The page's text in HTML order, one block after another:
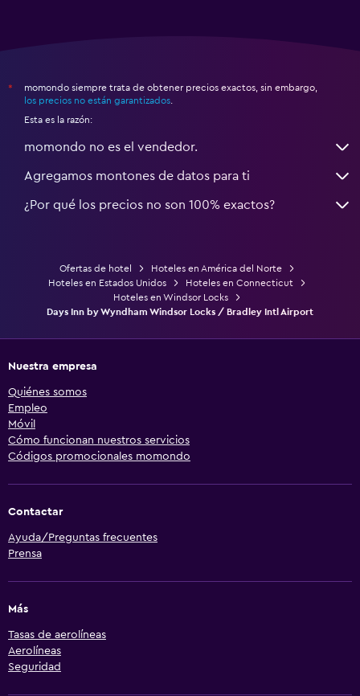
*
momondo siempre trata de obtener precios exactos, sin embargo,
los precios no están garantizados
Esta es la razón:
momondo no es el vendedor.
Agregamos montones de datos para ti
¿Por qué los precios no son 100% exactos?
Ofertas de hotel
Hoteles en América del Norte
Hoteles en Estados Unidos
Hoteles en Connecticut
Hoteles en Windsor Locks
Days Inn by Wyndham Windsor Locks / Bradley Intl Airport
Nuestra empresa
Quiénes somos
Empleo
Móvil
Cómo funcionan nuestros servicios
Códigos promocionales momondo
Contactar
Ayuda/Preguntas frecuentes
Prensa
Más
Tasas de aerolíneas
Aerolíneas
Seguridad